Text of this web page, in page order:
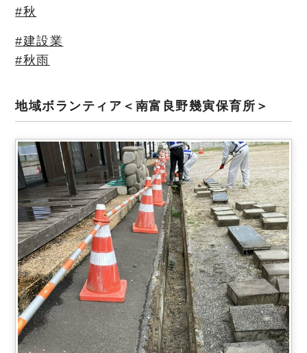
#秋
#建設業
#秋雨
地域ボランティア＜南富良野幾寅保育所＞